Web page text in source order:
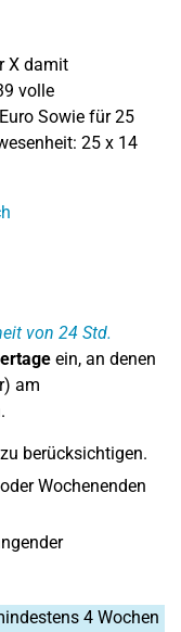
X damit
volle
Sowie für 25
25 x 14
von 24 Std.
ein, an denen
am
berücksichtigen.
Wochenenden
4 Wochen